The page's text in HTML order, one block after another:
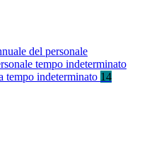
del personale
tempo indeterminato
tempo indeterminato 14